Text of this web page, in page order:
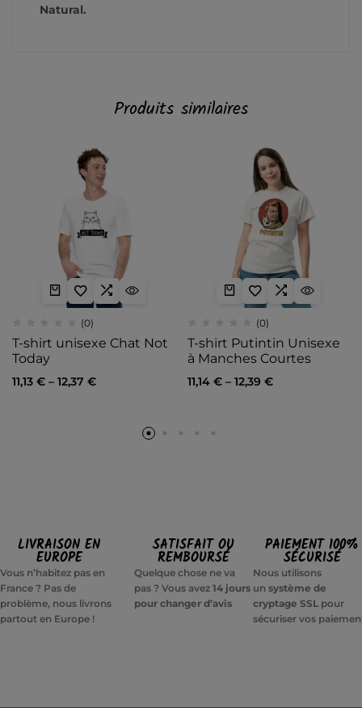
Natural.
Produits similaires
(0)
T-shirt unisexe Chat Not
Today
11,13 € – 12,37 €
(0)
T-shirt Putintin Unisexe
à Manches Courtes
11,14 €– 12,39 €
LIVRAISON EN
EUROPE
Vous n’habitez pas en
France ? Pas de
problème, nous livrons
partout en Europe !
SATISFAIT OU
REMBOURSÉ
Quelque chose ne va
pas ? Vous avez14 jours
pour changer d’avis
PAIEMENT 100%
SÉCURISÉ
Nous utilisons
un système de
cryptage SSLpour
sécuriser vos